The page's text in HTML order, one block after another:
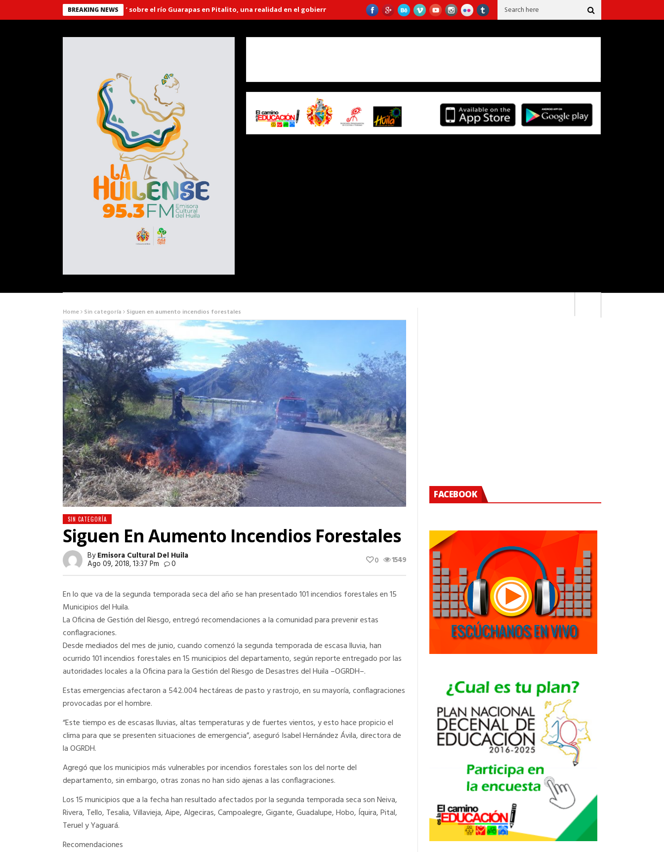
BREAKING NEWS
Puente ‘El Libertador’ sobre el río Guarapas en Pitalito, una realidad en el gobierno “Huila Crece” Emprendedora lleva más de 40 años confeccionando la falda del sanjuanero Huilense.
Home Sin categoría Siguen en aumento incendios forestales
SIN CATEGORÍA
Siguen En Aumento Incendios Forestales
ByEmisora Cultural Del Huila
Ago 09, 2018, 13:37 Pm 0 1549
0
En lo que va de la segunda temporada seca del año se han presentado 101 incendios forestales en 15
Municipios del Huila.
La Oficina de Gestión del Riesgo, entregó recomendaciones a la comunidad para prevenir estas
conflagraciones.
Desde mediados del mes de junio, cuando comenzó la segunda temporada de escasa lluvia, han
ocurrido 101 incendios forestales en 15 municipios del departamento, según reporte entregado por las
autoridades locales a la Oficina para la Gestión del Riesgo de Desastres del Huila –OGRDH–.
Estas emergencias afectaron a 542.004 hectáreas de pasto y rastrojo, en su mayoría, conflagraciones
provocadas por el hombre.
“Este tiempo es de escasas lluvias, altas temperaturas y de fuertes vientos, y esto hace propicio el
clima para que se presenten situaciones de emergencia”, aseguró Isabel Hernández Ávila, directora de
la OGRDH.
Agregó que los municipios más vulnerables por incendios forestales son los del norte del
departamento, sin embargo, otras zonas no han sido ajenas a las conflagraciones.
Los 15 municipios que a la fecha han resultado afectados por la segunda temporada seca son Neiva,
Rivera, Tello, Tesalia, Villavieja, Aipe, Algeciras, Campoalegre, Gigante, Guadalupe, Hobo, Íquira, Pital,
Teruel y Yaguará.
Recomendaciones
FACEBOOK